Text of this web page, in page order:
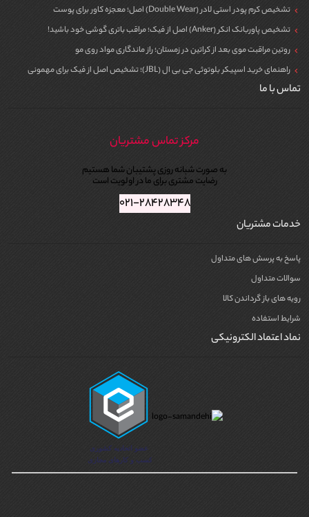
تشخیص کرم پودر استی لادر (Double Wear) اصل؛ معجزه کاور برای پوست
تشخیص پاوربانک انکر (Anker) اصل از فیک؛ مراقب باتری گوشی خود باشید!
روتین مراقبت موی بعد از کراتین در زمستان؛ راز ماندگاری مواد روی مو
راهنمای خرید اسپیکر بلوتوثی جی بی ال (JBL)؛ تشخیص اصل از فیک برای مهمونی
تماس با ما
مرکز تماس مشتریان
به صورت شبانه روزی پشتیبان شما هستیم
رضایت مشتری برای ما در اولویت است
۰۲۱-۲۸۴۲۸۳۴۸
خدمات مشتریان
پاسخ به پرسش های متداول
سوالات متداول
رویه های باز گرداندن کالا
شرایط استفاده
نماد اعتماد الکترونیکی